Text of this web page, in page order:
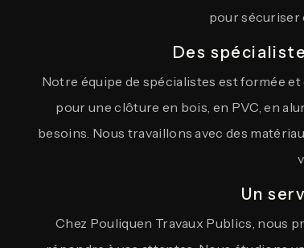
pour
Des
Notre équipe de spécialistes est formée
pour une clôture en bois, en PVC, en
besoins. Nous travaillons avec des
Un
Chez Pouliquen Travaux Publics, nous